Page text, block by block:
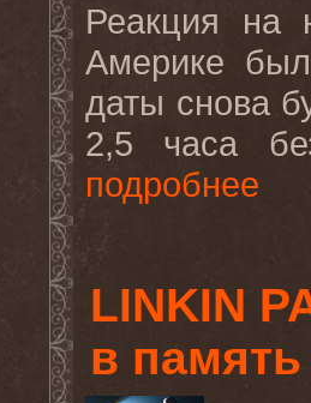
Реакция на
Америке
даты снова
2,5 часа
подробнее
LINKIN
в